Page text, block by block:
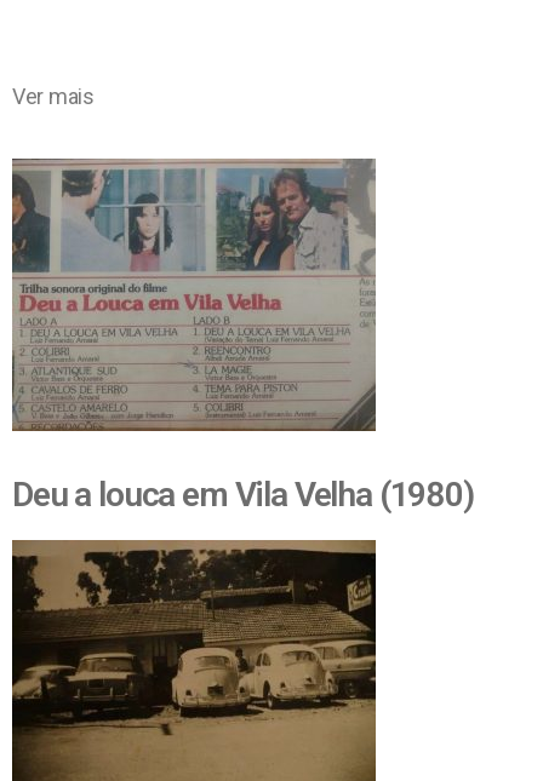
Ver mais
Deu a louca em Vila Velha (1980)